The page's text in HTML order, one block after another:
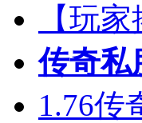
【玩
传奇私
1.76